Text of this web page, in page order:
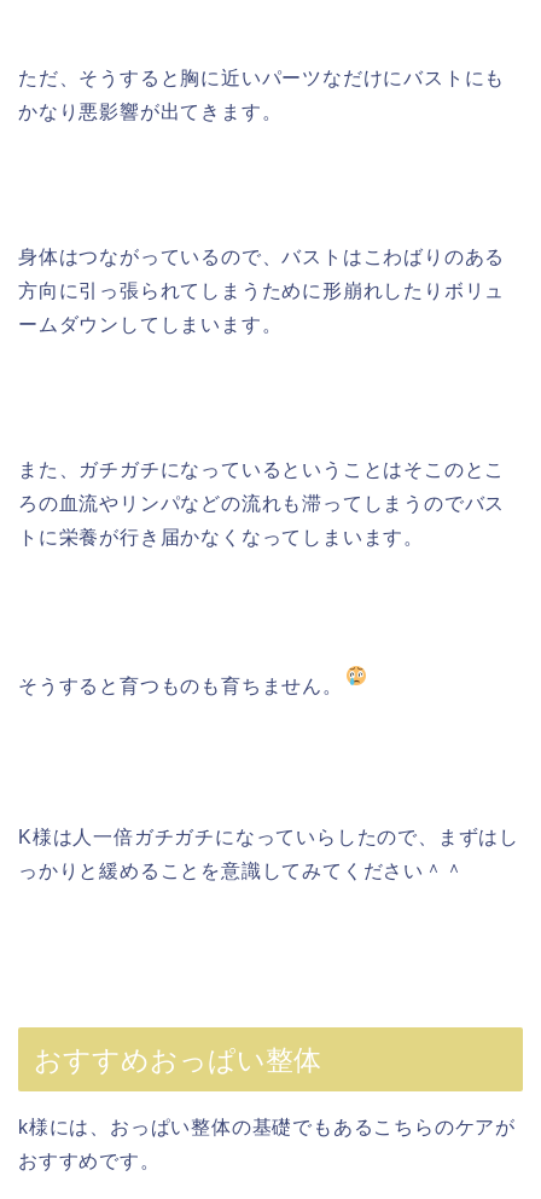
ただ、そうすると胸に近いパーツなだけにバストにも
かなり悪影響が出てきます。
身体はつながっているので、バストはこわばりのある
方向に引っ張られてしまうために形崩れしたりボリュ
ームダウンしてしまいます。
また、ガチガチになっているということはそこのとこ
ろの血流やリンパなどの流れも滞ってしまうのでバス
トに栄養が行き届かなくなってしまいます。
そうすると育つものも育ちません。
K様は人一倍ガチガチになっていらしたので、まずはし
っかりと緩めることを意識してみてください＾＾
おすすめおっぱい整体
k様には、おっぱい整体の基礎でもあるこちらのケアが
おすすめです。